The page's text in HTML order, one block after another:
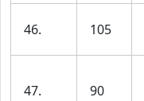
46. 105
47. 90